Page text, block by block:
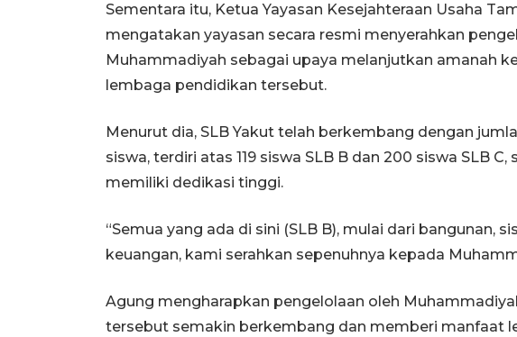
Sementara itu, Ketua Yayasan Kesejahteraan Usaha
mengatakan yayasan secara resmi menyerahkan
Muhammadiyah sebagai upaya melanjutkan amanah
lembaga pendidikan tersebut.
Menurut dia, SLB Yakut telah berkembang dengan
siswa, terdiri atas 119 siswa SLB B dan 200 siswa SLB
memiliki dedikasi tinggi.
“Semua yang ada di sini (SLB B), mulai dari bangunan,
keuangan, kami serahkan sepenuhnya kepada
Agung mengharapkan pengelolaan oleh
tersebut semakin berkembang dan memberi manfaat